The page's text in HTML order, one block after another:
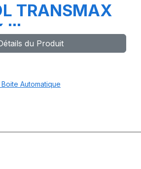
TRANSMAX
III
1L
du Produit
Automatique